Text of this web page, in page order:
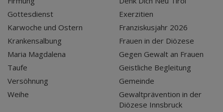
Gottesdienst
Karwoche und Ostern
Krankensalbung
Maria Magdalena
Taufe
Versöhnung
Weihe
Exerzitien
Franziskusjahr 2026
Frauen in der Diözese
Gegen Gewalt an Frauen
Geistliche Begleitung
Gemeinde
Gewaltprävention in der
Diözese Innsbruck